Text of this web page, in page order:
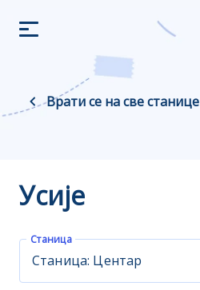
Врати се на све станице
Усије
Станица
Станица: Центар